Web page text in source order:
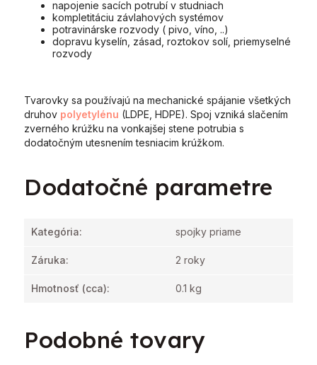
napojenie sacích potrubí v studniach
kompletitáciu závlahových systémov
potravinárske rozvody ( pivo, víno, ..)
dopravu kyselín, zásad, roztokov solí, priemyselné
rozvody
Tvarovky sa používajú na mechanické spájanie všetkých
druhov polyetylénu (LDPE, HDPE). Spoj vzniká slačením
zverného krúžku na vonkajšej stene potrubia s
dodatočným utesnením tesniacim krúžkom.
Dodatočné parametre
Kategória: spojky priame
Záruka: 2 roky
Hmotnosť (cca): 0.1 kg
Podobné tovary